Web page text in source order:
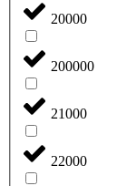
20000
200000
21000
22000